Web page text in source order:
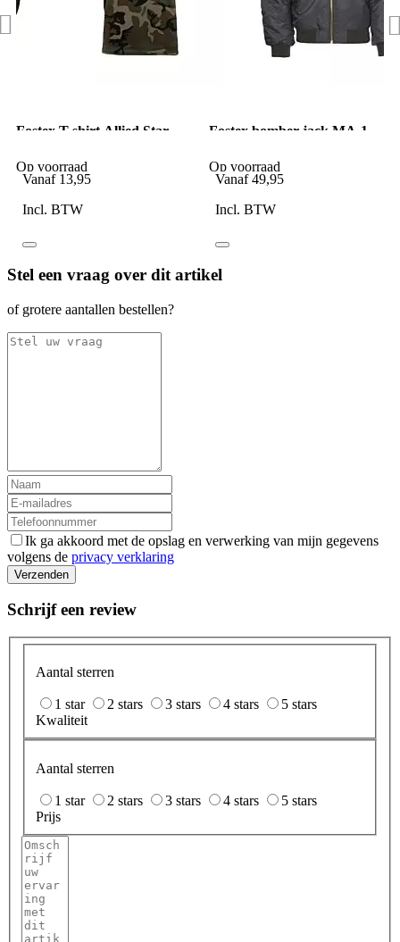
Fostex T-shirt Allied Star -
Op voorraad
Vanaf 13,95
Incl. BTW
Fostex bomber jack MA-1
Op voorraad
Vanaf 49,95
Incl. BTW
Stel een vraag over dit artikel
of grotere aantallen bestellen?
Ik ga akkoord met de opslag en verwerking van mijn gegevens
volgens de privacy verklaring
Verzenden
Schrijf een review
Aantal sterren
1 star 2 stars 3 stars 4 stars
5 stars
Kwaliteit
Aantal sterren
1 star 2 stars 3 stars 4 stars
5 stars
Prijs